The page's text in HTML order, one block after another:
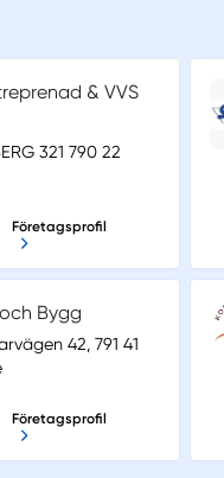
& VVS
321 790 22
Företagsprofil
Bygg
42, 791 41
Företagsprofil